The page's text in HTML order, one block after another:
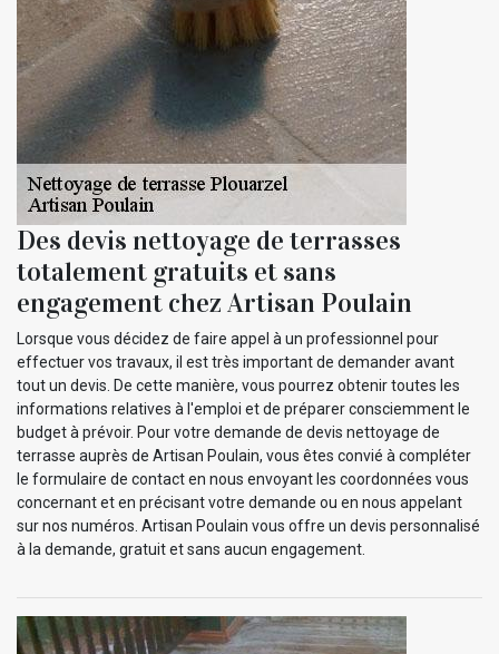
Des devis nettoyage de terrasses
totalement gratuits et sans
engagement chez Artisan Poulain
Lorsque vous décidez de faire appel à un professionnel pour
effectuer vos travaux, il est très important de demander avant
tout un devis. De cette manière, vous pourrez obtenir toutes les
informations relatives à l'emploi et de préparer consciemment le
budget à prévoir. Pour votre demande de devis nettoyage de
terrasse auprès de Artisan Poulain, vous êtes convié à compléter
le formulaire de contact en nous envoyant les coordonnées vous
concernant et en précisant votre demande ou en nous appelant
sur nos numéros. Artisan Poulain vous offre un devis personnalisé
à la demande, gratuit et sans aucun engagement.